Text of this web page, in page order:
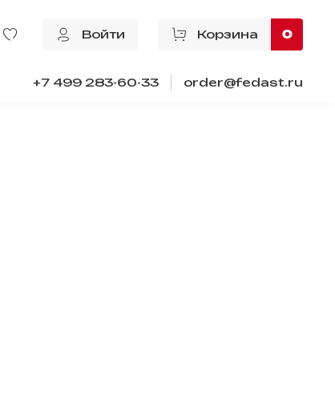
Войти Корзина 0
+7 499 283-60-33 order@fedast.ru